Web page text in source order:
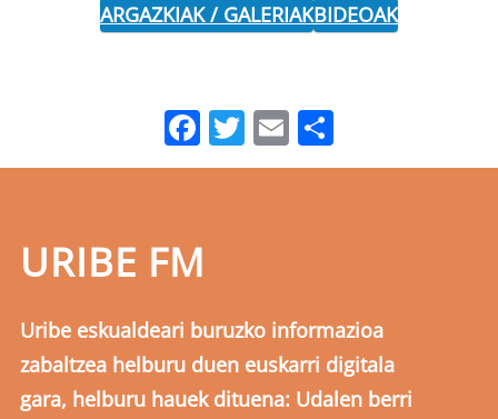
ARGAZKIAK / GALERIAKBIDEOAK
Facebook
Twitter
Email
URIBE FM
Uribe eskualdeari buruzko informazioa
zabaltzea helburu duen euskarri digitala
gara, helburu hauek dituena: Udalen berri